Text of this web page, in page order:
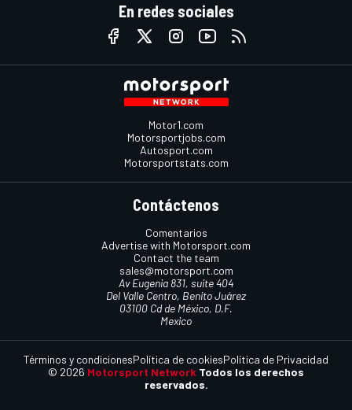
En redes sociales
Motor1.com
Motorsportjobs.com
Autosport.com
Motorsportstats.com
Contáctenos
Comentarios
Advertise with Motorsport.com
Contact the team
sales@motorsport.com
Av Eugenia 831, suite 404
Del Valle Centro, Benito Juárez
03100 Cd de México, D.F.
Mexico
© 2026 Motorsport Network Todos los derechos
reservados.
Términos y condicionesPolítica de cookiesPolítica de Privacidad